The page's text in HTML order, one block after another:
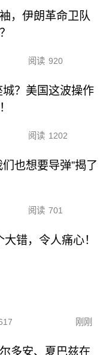
，伊朗革命卫队
阅读 920
？美国这波操作
阅读 1202
也想要导弹”揭了
阅读 701
错，令人痛心！
刚刚
多安、夏巴兹在